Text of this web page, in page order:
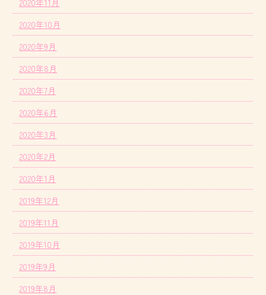
2020年11月
2020年10月
2020年9月
2020年8月
2020年7月
2020年6月
2020年3月
2020年2月
2020年1月
2019年12月
2019年11月
2019年10月
2019年9月
2019年8月